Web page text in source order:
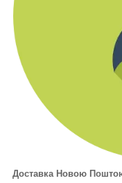
Доставка Новою